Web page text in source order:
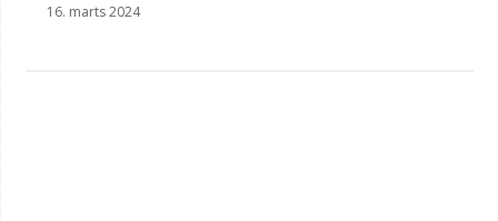
16. marts 2024